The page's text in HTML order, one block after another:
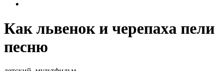
Как львенок и черепаха пели
песню